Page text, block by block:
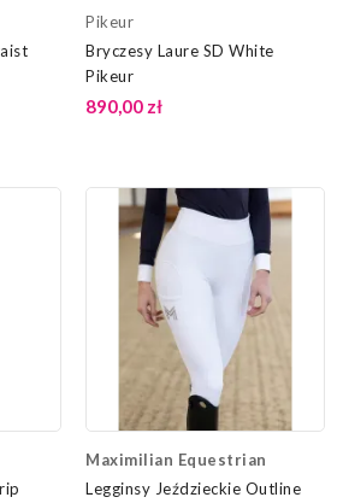
Pikeur
Bryczesy Laure SD White
Pikeur
890,00 zł
Maximilian Equestrian
Legginsy Jeździeckie Outline